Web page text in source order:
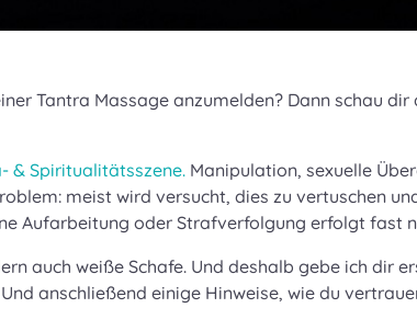
Tantra Massage anzumelden? Dann schau
& Spiritualitätsszene. Manipulation, sexuelle
meist wird versucht, dies zu vertuschen
Aufarbeitung oder Strafverfolgung erfolgt fast
auch weiße Schafe. Und deshalb gebe ich dir
anschließend einige Hinweise, wie du